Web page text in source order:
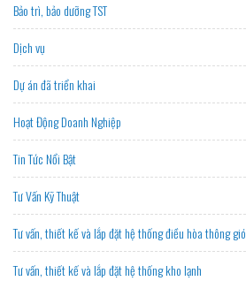
Bảo trì, bảo dưỡng TST
Dịch vụ
Dự án đã triển khai
Hoạt Động Doanh Nghiệp
Tin Tức Nổi Bật
Tư Vấn Kỹ Thuật
Tư vấn, thiết kế và lắp đặt hệ thống điều hòa thông gió
Tư vấn, thiết kế và lắp đặt hệ thống kho lạnh